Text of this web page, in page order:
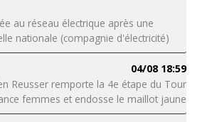
au réseau électrique après une
nationale (compagnie d'électricité)
04/08 18:59
Reusser remporte la 4e étape du Tour
femmes et endosse le maillot jaune